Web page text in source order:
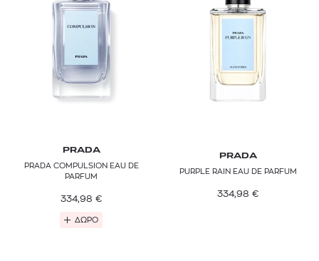
PRADA
PRADA COMPULSION EAU DE
PARFUM
334,98 €
ΔΩΡΟ
PRADA
PURPLE RAIN EAU DE PARFUM
334,98 €